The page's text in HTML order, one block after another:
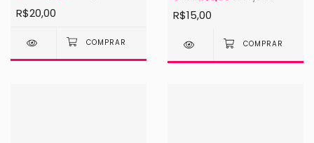
R$20,00 R$15,00